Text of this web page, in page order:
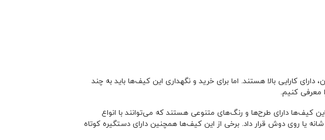
کارایی بالا هستند. اما برای خرید و نگهداری این کیف‌ها باید به چند
معرفی کنیم.
دارای طرح‌ها و رنگ‌های متنوعی هستند که می‌توانند با انواع
یا روی دوش قرار داد. برخی از این کیف‌ها همچنین دارای دستگیره کوتاه